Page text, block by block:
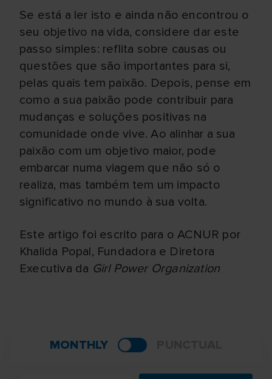
Se está a ler isto e ainda não encontrou o
seu objetivo na vida, considere dar este
passo simples: reflita sobre causas ou
questões que são importantes para si,
pelas quais tem paixão. Depois, pense em
como a sua paixão pode contribuir para
mudanças e soluções positivas na
comunidade onde vive. Ao alinhar a sua
paixão com um objetivo maior, pode
embarcar numa viagem que não só o
realiza, mas também tem um impacto
significativo no mundo à sua volta.
Este artigo foi escrito para o ACNUR por
Khalida Popal, Fundadora e Diretora
Executiva da Girl Power Organization
MONTHLY